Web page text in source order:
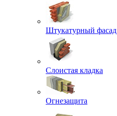
Штукатурный фасад
Слоистая кладка
Огнезащита